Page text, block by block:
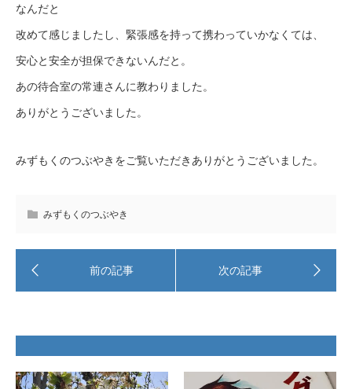
なんだと
改めて感じましたし、緊張感を持って携わっていかなくては、
安心と安全が担保できないんだと。
あの待合室の常連さんに教わりました。
ありがとうございました。
みずもくのつぶやきをご覧いただきありがとうございました。
みずもくのつぶやき